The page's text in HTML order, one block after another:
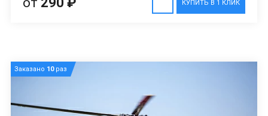
КУПИТЬ В 1 КЛИК
Заказано 10раз